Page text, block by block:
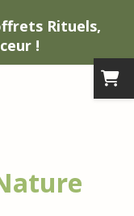
Rituels,
!